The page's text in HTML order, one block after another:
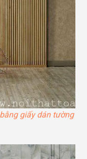
giấy dán tường